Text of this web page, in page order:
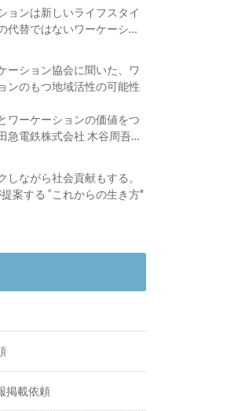
ョンは新しいライフスタイ
代替ではないワーケーショ
ーション協会に聞いた、ワ
ンのもつ地域活性の可能性
ワーケーションの価値をつ
急電鉄株式会社 木谷周吾さ
しながら社会貢献もする。
案する ”これからの生き方"
掲載依頼